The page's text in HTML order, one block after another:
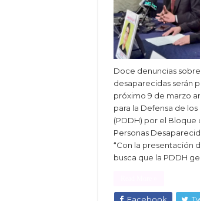
Doce denuncias
desaparecidas serán
próximo 9 de marzo
para la Defensa de
(PDDH) por el Bloque
Personas
“Con la presentación
busca que la PDDH